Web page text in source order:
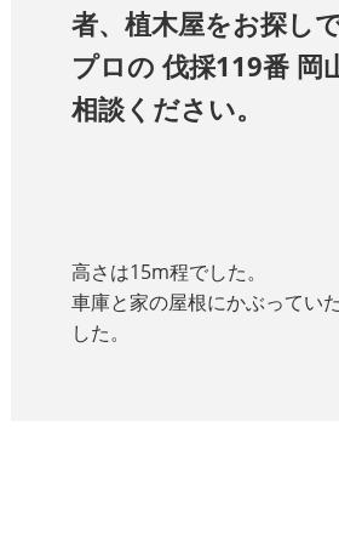
者、植木屋をお探し
プロの 伐採119番 岡
相談ください。
高さは15m程でした。
車庫と家の屋根にかぶってい
した。